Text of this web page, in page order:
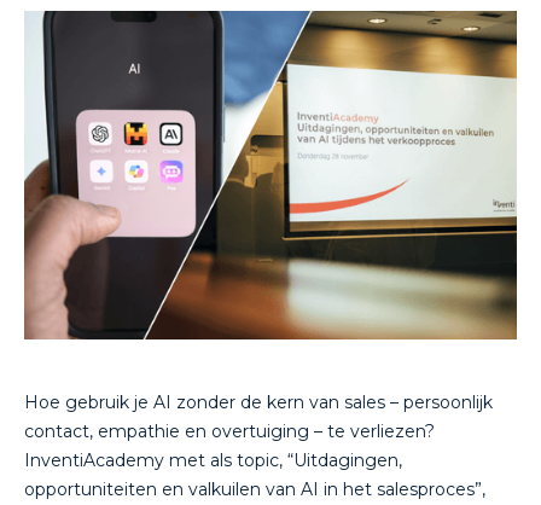
Hoe gebruik je AI zonder de kern van sales – persoonlijk
contact, empathie en overtuiging – te verliezen?
InventiAcademy met als topic, “Uitdagingen,
opportuniteiten en valkuilen van AI in het salesproces”,